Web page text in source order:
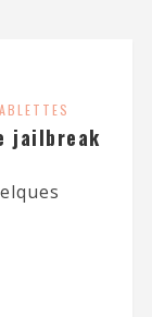
jailbreak